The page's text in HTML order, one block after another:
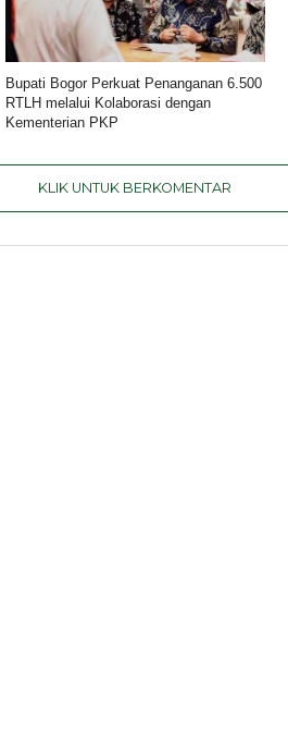
Bupati Bogor Perkuat Penanganan 6.500
RTLH melalui Kolaborasi dengan
Kementerian PKP
KLIK UNTUK BERKOMENTAR